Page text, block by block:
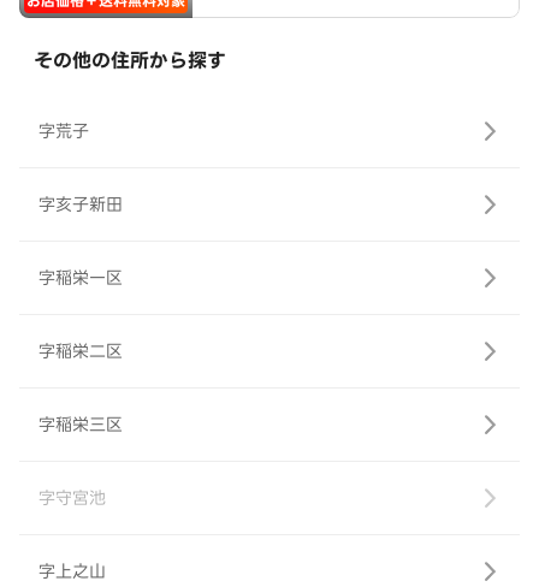
その他の住所から探す
字荒子
字亥子新田
字稲栄一区
字稲栄二区
字稲栄三区
字守宮池
字上之山